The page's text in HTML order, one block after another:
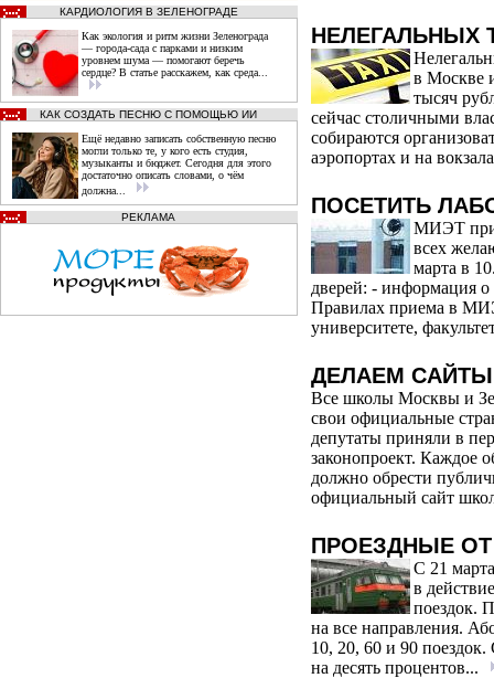
КАРДИОЛОГИЯ В ЗЕЛЕНОГРАДЕ
Как экология и ритм жизни Зеленограда
— города‑сада с парками и низким
уровнем шума — помогают беречь
сердце? В статье расскажем, как среда...
КАК СОЗДАТЬ ПЕСНЮ С ПОМОЩЬЮ ИИ
Ещё недавно записать собственную песню
могли только те, у кого есть студия,
музыканты и бюджет. Сегодня для этого
достаточно описать словами, о чём
должна...
РЕКЛАМА
НЕЛЕГАЛЬНЫХ
в Москве
тысяч
сейчас столичными
собираются
аэропортах и на
ПОСЕТИТЬ
МИЭТ
всех
марта в
дверей: - информация
Правилах приема в
университете,
ДЕЛАЕМ САЙТЫ
Все школы Москвы и
свои официальные
депутаты приняли в
законопроект. Каждое
должно обрести
официальный сайт
ПРОЕЗДНЫЕ
С 21
в
поездок.
на все направления.
10, 20, 60 и 90
на десять процентов...